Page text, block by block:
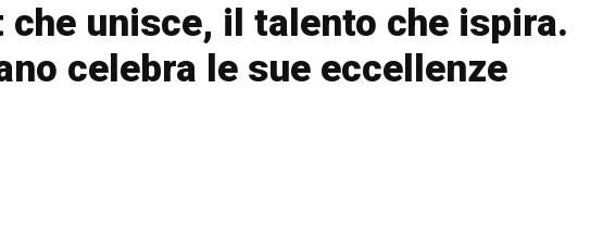
che unisce, il talento che ispira.
celebra le sue eccellenze